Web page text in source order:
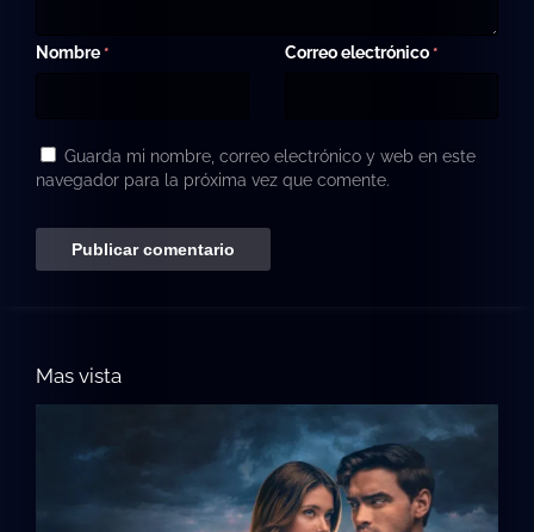
Nombre * Correo electrónico *
Guarda mi nombre, correo electrónico y web en este
navegador para la próxima vez que comente.
Mas vista